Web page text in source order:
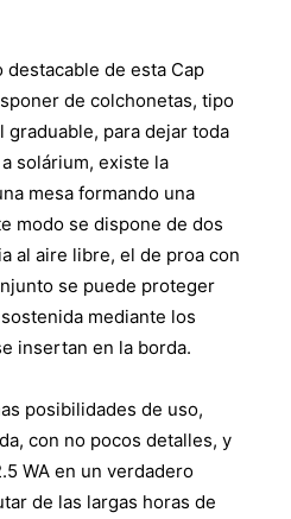
destacable de esta Cap
de colchonetas, tipo
graduable, para dejar toda
solárium, existe la
mesa formando una
modo se dispone de dos
al aire libre, el de proa con
se puede proteger
mediante los
insertan en la borda.
posibilidades de uso,
con no pocos detalles, y
WA en un verdadero
de las largas horas de